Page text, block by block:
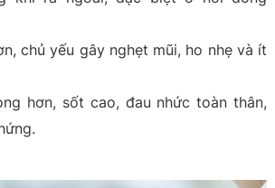
chủ yếu gây nghẹt mũi, ho nhẹ và ít
hơn, sốt cao, đau nhức toàn thân,